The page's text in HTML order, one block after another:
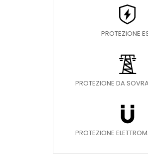
PROTEZIONE
PROTEZIONE DA
PROTEZIONE